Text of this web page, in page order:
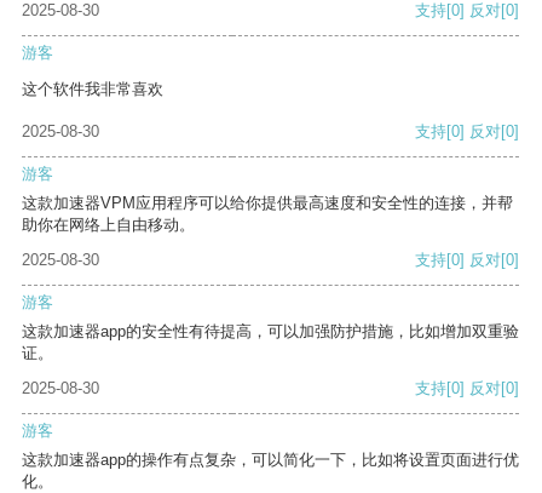
2025-08-30 支持[0] 反对[0]
游客
这个软件我非常喜欢
2025-08-30 支持[0] 反对[0]
游客
这款加速器VPM应用程序可以给你提供最高速度和安全性的连接，并帮
助你在网络上自由移动。
2025-08-30
支持[0] 反对[0]
游客
这款加速器app的安全性有待提高，可以加强防护措施，比如增加双重验
证。
2025-08-30
支持[0] 反对[0]
游客
这款加速器app的操作有点复杂，可以简化一下，比如将设置页面进行优
化。